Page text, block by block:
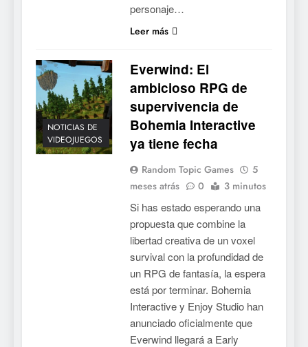
personaje…
Leer más
NOTICIAS DE
VIDEOJUEGOS
Everwind: El
ambicioso RPG de
supervivencia de
Bohemia Interactive
ya tiene fecha
Random Topic Games
5
meses atrás
0 3 minutos
Si has estado esperando una
propuesta que combine la
libertad creativa de un voxel
survival con la profundidad de
un RPG de fantasía, la espera
está por terminar. Bohemia
Interactive y Enjoy Studio han
anunciado oficialmente que
Everwind llegará a Early